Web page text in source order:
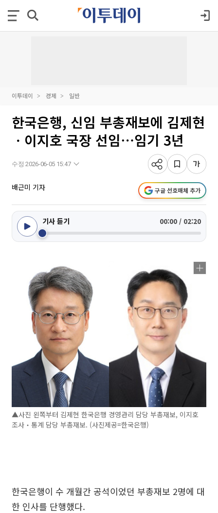
이투데이 경제 일반
한국은행, 신임 부총재보에 김제현
ㆍ이지호 국장 선임⋯임기 3년
수정 2026-06-05 15:47
배근미 기자 구글 선호매체 추가
기사 듣기 00:00 / 02:20
▲사진 왼쪽부터 김제현 한국은행 경영관리 담당 부총재보, 이지호
조사‧통계 담당 부총재보. (사진제공=한국은행)
한국은행이 수 개월간 공석이었던 부총재보 2명에 대
한 인사를 단행했다.